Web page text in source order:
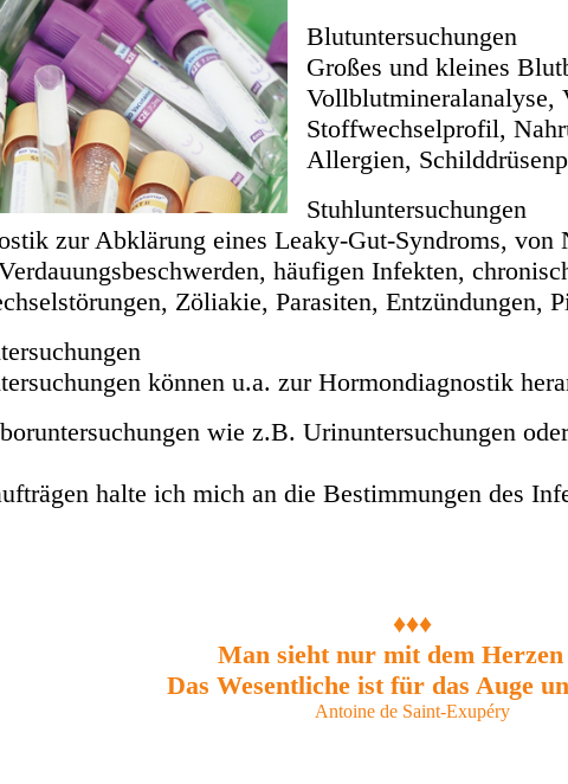
Blutuntersuchungen
Großes und kleines
Stoffwechselprofil,
Allergien,
Stuhluntersuchungen
zur Abklärung eines Leaky-Gut-Syndroms, von
häufigen Infekten,
Zöliakie, Parasiten, Entzündungen,
können u.a. zur Hormondiagnostik
wie z.B. Urinuntersuchungen
halte ich mich an die Bestimmungen des
♦♦♦
Man sieht nur mit dem Herzen
Das Wesentliche ist für das Auge
Antoine de Saint-Exupéry